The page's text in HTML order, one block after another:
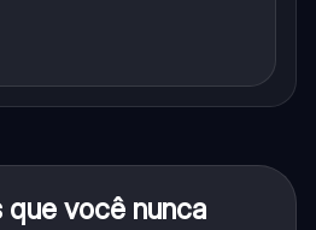
que você nunca